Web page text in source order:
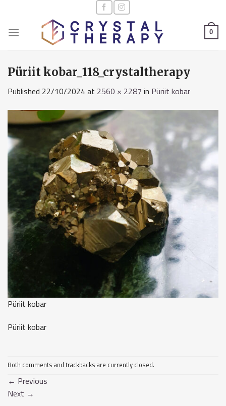
content
0
Püriit kobar_118_crystaltherapy
Published 22/10/2024at 2560 × 2287 in Püriit kobar
Püriit kobar
Püriit kobar
Both comments and trackbacks are currently closed.
← Previous
Next →